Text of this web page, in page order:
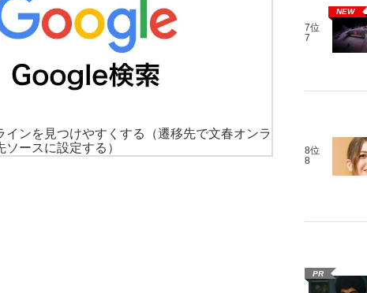
インを見つけやすくする
（遷移先で文春オンラ
ソースに設定する）
7位
7
NEW
8位
8
PR